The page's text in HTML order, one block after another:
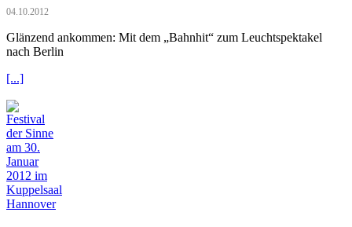
04.10.2012
Glänzend ankommen: Mit dem „Bahnhit“ zum Leuchtspektakel
nach Berlin
[...]